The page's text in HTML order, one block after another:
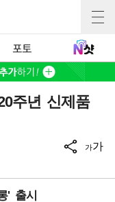
포토
주년 신제품
가가
' 출시